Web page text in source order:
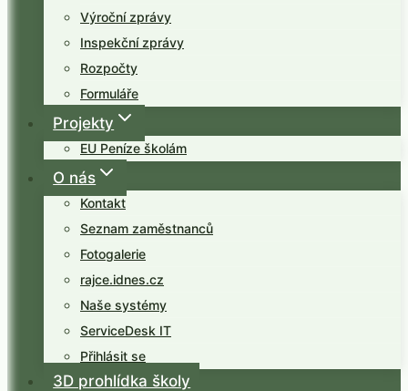
Výroční zprávy
Inspekční zprávy
Rozpočty
Formuláře
Projekty
EU Peníze školám
O nás
Kontakt
Seznam zaměstnanců
Fotogalerie
rajce.idnes.cz
Naše systémy
ServiceDesk IT
Přihlásit se
3D prohlídka školy